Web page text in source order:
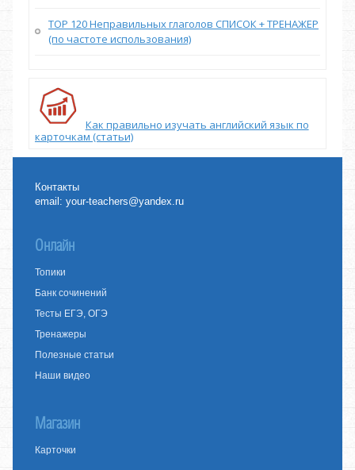
TOP 120 Неправильных глаголов СПИСОК + ТРЕНАЖЕР
(по частоте использования)
Как правильно изучать английский язык по
карточкам (статьи)
Контакты
email:your-teachers@yandex.ru
Онлайн
Топики
Банк сочинений
Тесты ЕГЭ, ОГЭ
Тренажеры
Полезные статьи
Наши видео
Магазин
Карточки